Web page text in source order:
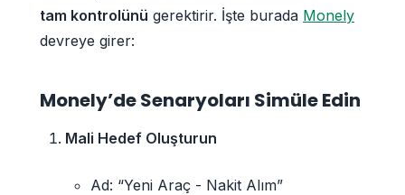
tam kontrolünü gerektirir. İşte burada Monely
devreye girer:
Monely’de Senaryoları Simüle Edin
Mali Hedef Oluşturun
Ad: “Yeni Araç - Nakit Alım”